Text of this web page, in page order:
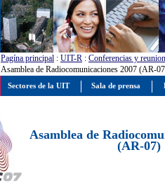
Pagína principal : UIT-R : Conferencias y
Asamblea de Radiocomunicaciones 2007 (AR-
Asamblea de
(AR-07)
Sectores de la UIT Sala de prensa